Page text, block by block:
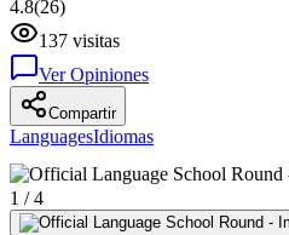
4.8(26)
137 visitas
Ver Opiniones
Compartir
LanguagesIdiomas
1 /4